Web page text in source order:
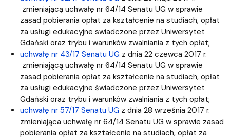
zmieniającą uchwałę nr 64/14 Senatu UG w sprawie
zasad pobierania opłat za kształcenie na studiach, opłat
za usługi edukacyjne swiadczone przez Uniwersytet
Gdański oraz trybu i warunków zwalniania z tych opłat;
uchwałę nr 43/17 Senatu UG z dnia 22 czewca 2017 r.
zmieniającą uchwałę nr 64/14 Senatu UG w sprawie
zasad pobierania opłat za kształcenie na studiach, opłat
za usługi edukacyjne świadczone przez Uniwersytet
Gdański oraz trybu i warunków zwalniania z tych opłat;
uchwałę nr 57/17 Senatu UG z dnia 28 września 2017 r.
zmieniająca uchwałę nr 64/14 Senatu UG w sprawie zasad
pobierania opłat za kształcenie na studiach, opłat za